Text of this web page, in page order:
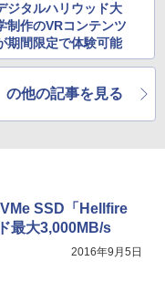
ジタルハリウッド大
制作のVRコンテンツ
期間限定で体験可能
の他の記事を見る
SSD「Hellfire
最大3,000MB/s
2016年9月5日